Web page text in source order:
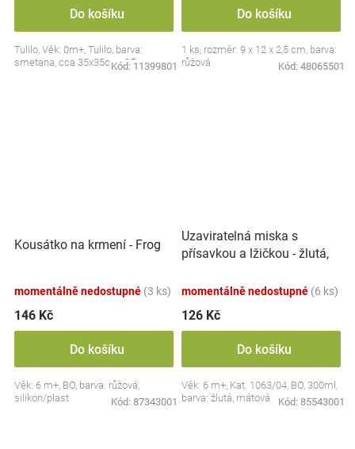
Do košíku
Tulilo, Věk: 0m+, Tulilo, barva:
smetana, cca 35x35cm, CE
Kód: 11399801
Do košíku
1 ks, rozměr: 9 x 12 x 2,5 cm, barva:
růžová
Kód: 48065501
Kousátko na krmení - Frog
momentálně nedostupné (3 ks)
146 Kč
Do košíku
Věk: 6 m+, BO, barva: růžová,
silikon/plast
Kód: 87343001
Uzaviratelná miska s
přísavkou a lžičkou - žlutá,
momentálně nedostupné (6 ks)
126 Kč
Do košíku
Věk: 6 m+, Kat. 1063/04, BO, 300ml,
barva: žlutá, mátová
Kód: 85543001